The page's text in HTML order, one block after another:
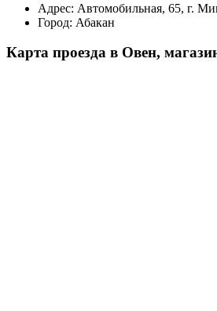
Адрес: Автомобильная, 65, г.
Город: Абакан
Карта проезда в Овен,